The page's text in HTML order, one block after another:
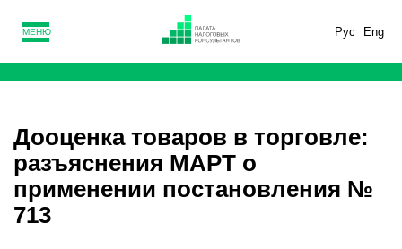
Рус Eng
МЕНЮ
Дооценка товаров в торговле:
разъяснения МАРТ о
применении постановления №
713